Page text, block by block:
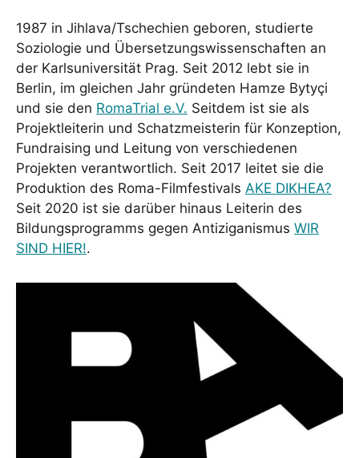
1987 in Jihlava/Tschechien geboren, studierte
Soziologie und Übersetzungswissenschaften an
der Karlsuniversität Prag. Seit 2012 lebt sie in
Berlin, im gleichen Jahr gründeten Hamze Bytyçi
und sie den RomaTrial e.V. Seitdem ist sie als
Projektleiterin und Schatzmeisterin für Konzeption,
Fundraising und Leitung von verschiedenen
Projekten verantwortlich. Seit 2017 leitet sie die
Produktion des Roma-Filmfestivals AKE DIKHEA?
Seit 2020 ist sie darüber hinaus Leiterin des
Bildungsprogramms gegen Antiziganismus WIR
SIND HIER!.